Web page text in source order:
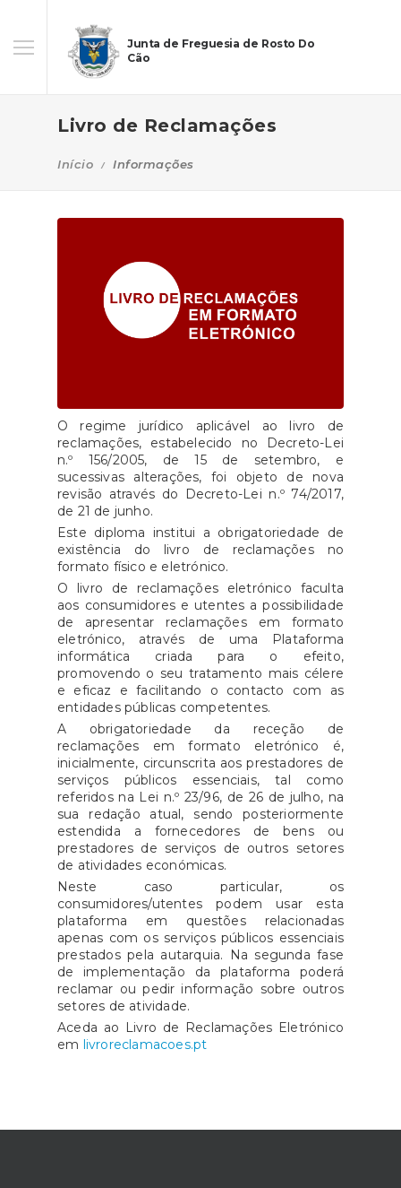
Junta de Freguesia de Rosto Do
Cão
Livro de Reclamações
Início Informações
O regime jurídico aplicável ao livro de
reclamações, estabelecido no Decreto-Lei
n.º 156/2005, de 15 de setembro, e
sucessivas alterações, foi objeto de nova
revisão através do Decreto-Lei n.º 74/2017,
de 21 de junho.
Este diploma institui a obrigatoriedade de
existência do livro de reclamações no
formato físico e eletrónico.
O livro de reclamações eletrónico faculta
aos consumidores e utentes a possibilidade
de apresentar reclamações em formato
eletrónico, através de uma Plataforma
informática criada para o efeito,
promovendo o seu tratamento mais célere
e eficaz e facilitando o contacto com as
entidades públicas competentes.
A obrigatoriedade da receção de
reclamações em formato eletrónico é,
inicialmente, circunscrita aos prestadores de
serviços públicos essenciais, tal como
referidos na Lei n.º 23/96, de 26 de julho, na
sua redação atual, sendo posteriormente
estendida a fornecedores de bens ou
prestadores de serviços de outros setores
de atividades económicas.
Neste caso particular, os
consumidores/utentes podem usar esta
plataforma em questões relacionadas
apenas com os serviços públicos essenciais
prestados pela autarquia. Na segunda fase
de implementação da plataforma poderá
reclamar ou pedir informação sobre outros
setores de atividade.
Aceda ao Livro de Reclamações Eletrónico
em livroreclamacoes.pt